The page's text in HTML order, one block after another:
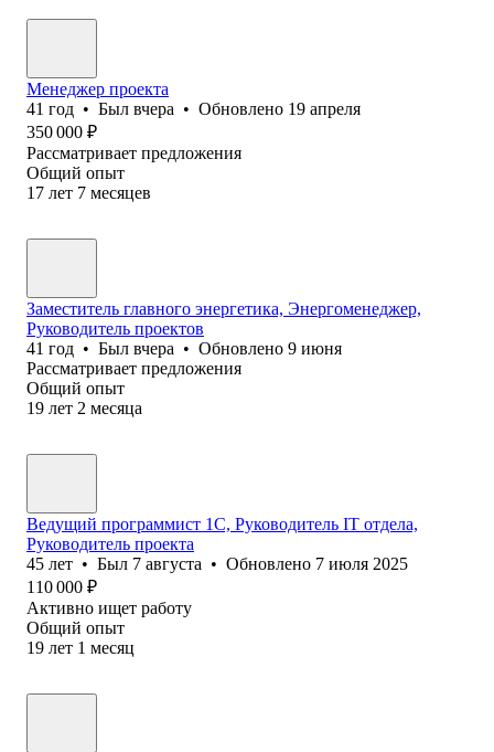
Менеджер проекта
41 год • Был вчера • Обновлено 19 апреля
350 000 ₽
Рассматривает предложения
Общий опыт
17 лет 7 месяцев
Заместитель главного энергетика, Энергоменеджер,
Руководитель проектов
41 год • Был вчера • Обновлено 9 июня
Рассматривает предложения
Общий опыт
19 лет 2 месяца
Ведущий программист 1С, Руководитель IT отдела,
Руководитель проекта
45 лет • Был 7 августа • Обновлено 7 июля 2025
110 000 ₽
Активно ищет работу
Общий опыт
19 лет 1 месяц